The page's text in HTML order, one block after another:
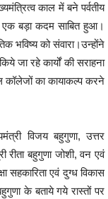
काल में बने पर्वतीय
एक बड़ा कदम साबित हुआ।
भविष्य को संवारा।उन्होंने
जा रहे कार्यों की सराहना
कॉलेजों का कायाकल्प करने
विजय बहुगुणा, उत्तर
रीता बहुगुणा जोशी, वन एवं
सहकारिता एवं दुग्ध विकास
के बताये गये रास्तों पर